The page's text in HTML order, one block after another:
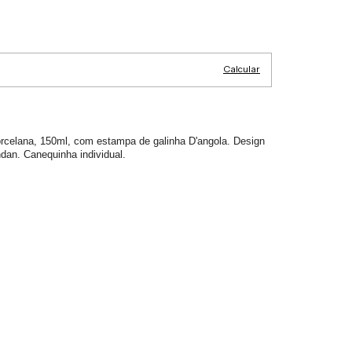
Calcular
150ml, com estampa de galinha D'angola. Design
Canequinha individual.